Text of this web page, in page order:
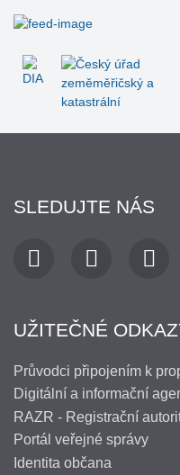
SLEDUJTE NÁS
UŽITEČNÉ
Průvodci připojením k
Digitální a informační
RAZR - Registrační
Portál veřejné správy
Identita občana